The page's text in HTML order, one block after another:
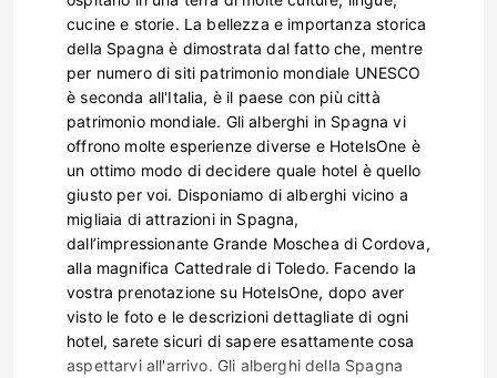
cucine e storie. La bellezza e importanza storica
della Spagna è dimostrata dal fatto che, mentre
per numero di siti patrimonio mondiale UNESCO
è seconda all'Italia, è il paese con più città
patrimonio mondiale. Gli alberghi in Spagna vi
offrono molte esperienze diverse e HotelsOne è
un ottimo modo di decidere quale hotel è quello
giusto per voi. Disponiamo di alberghi vicino a
migliaia di attrazioni in Spagna,
dall’impressionante Grande Moschea di Cordova,
alla magnifica Cattedrale di Toledo. Facendo la
vostra prenotazione su HotelsOne, dopo aver
visto le foto e le descrizioni dettagliate di ogni
hotel, sarete sicuri di sapere esattamente cosa
aspettarvi all'arrivo. Gli alberghi della Spagna